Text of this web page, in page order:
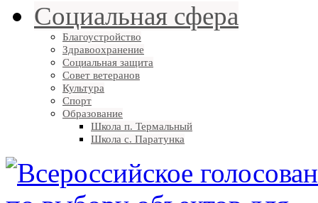
Социальная сфера
Благоустройство
Здравоохранение
Социальная защита
Совет ветеранов
Культура
Спорт
Образование
Школа п. Термальный
Школа с. Паратунка